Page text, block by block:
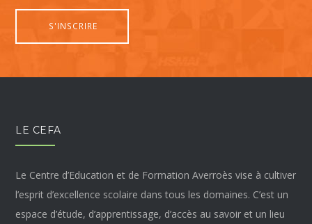
LE CEFA
Le Centre d’Education et de Formation Averroès vise à cultiver
l’esprit d’excellence scolaire dans tous les domaines. C’est un
espace d’étude, d’apprentissage, d’accès au savoir et un lieu